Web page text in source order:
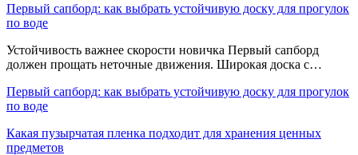
Первый сапборд: как выбрать устойчивую доску для прогулок
по воде
Устойчивость важнее скорости новичка Первый сапборд
должен прощать неточные движения. Широкая доска с…
Первый сапборд: как выбрать устойчивую доску для прогулок
по воде
Какая пузырчатая пленка подходит для хранения ценных
предметов